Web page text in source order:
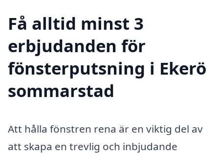
Få alltid minst 3
erbjudanden för
fönsterputsning i Ekerö
sommarstad
Att hålla fönstren rena är en viktig del av
att skapa en trevlig och inbjudande